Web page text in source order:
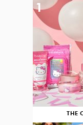
THE
1